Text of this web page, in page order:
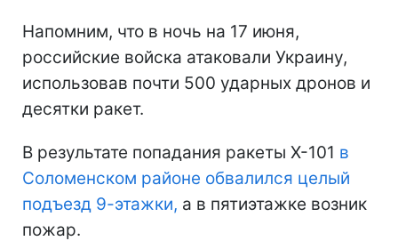
Напомним, что в ночь на 17 июня,
российские войска атаковали Украину,
использовав почти 500 ударных дронов и
десятки ракет.
В результате попадания ракеты Х-101 в
Соломенском районе обвалился целый
подъезд 9-этажки, а в пятиэтажке возник
пожар.